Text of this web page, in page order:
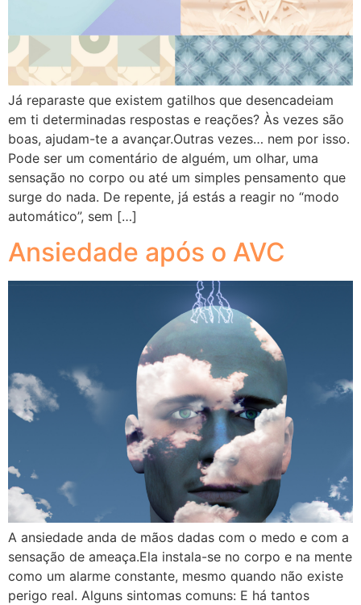
Já reparaste que existem gatilhos que desencadeiam
em ti determinadas respostas e reações? Às vezes são
boas, ajudam-te a avançar.Outras vezes… nem por isso.
Pode ser um comentário de alguém, um olhar, uma
sensação no corpo ou até um simples pensamento que
surge do nada. De repente, já estás a reagir no “modo
automático”, sem […]
Ansiedade após o AVC
A ansiedade anda de mãos dadas com o medo e com a
sensação de ameaça.Ela instala-se no corpo e na mente
como um alarme constante, mesmo quando não existe
perigo real. Alguns sintomas comuns: E há tantos